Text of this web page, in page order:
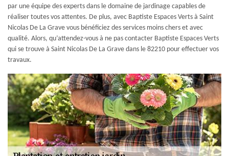
par une équipe des experts dans le domaine de jardinage capables de
réaliser toutes vos attentes. De plus, avec Baptiste Espaces Verts à Saint
Nicolas De La Grave vous bénéficiez des services moins chers et avec
qualité. Alors, qu’attendez-vous à ne pas contacter Baptiste Espaces Verts
qui se trouve à Saint Nicolas De La Grave dans le 82210 pour effectuer vos
travaux.